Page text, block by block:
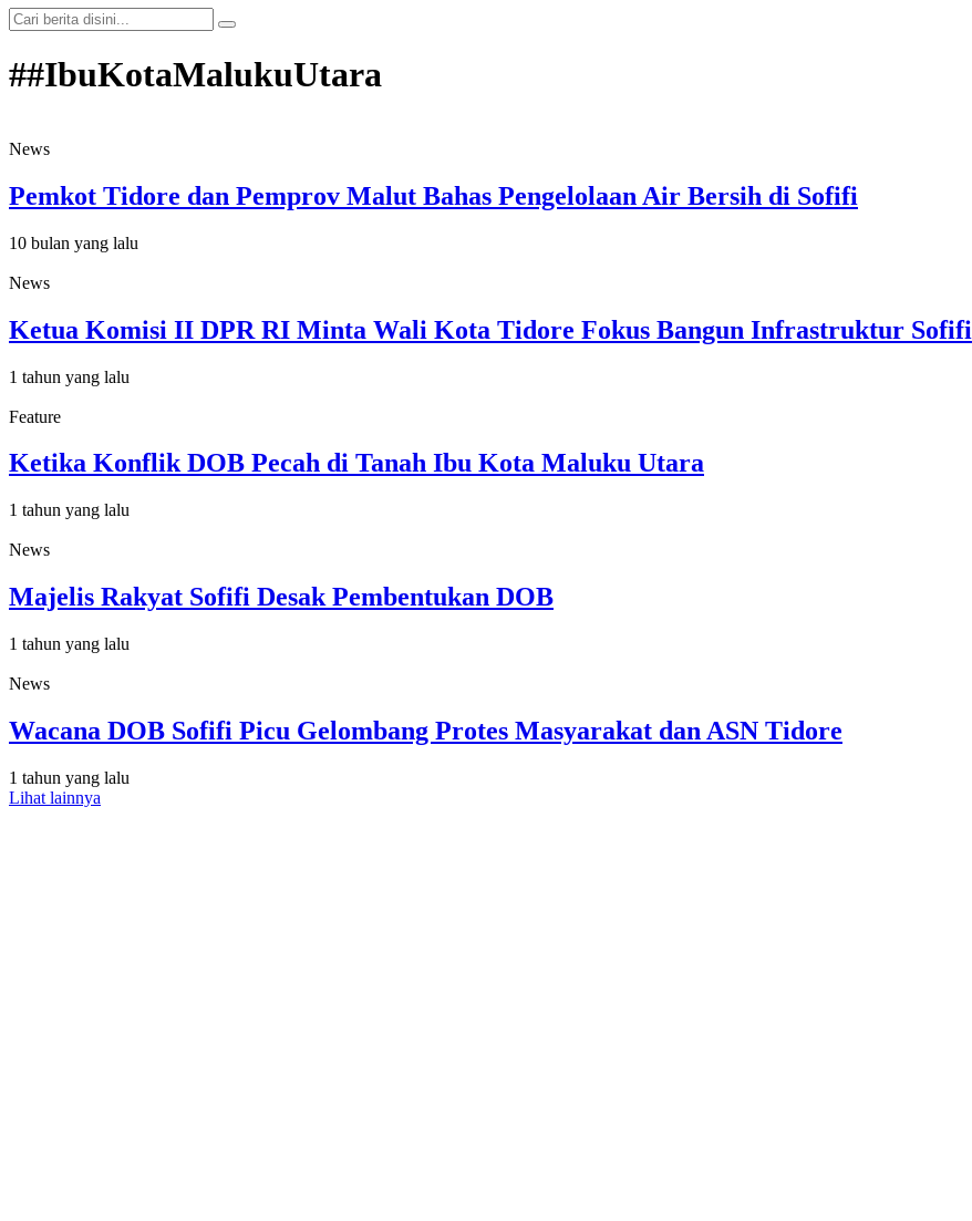
##IbuKotaMalukuUtara
News
Pemkot Tidore dan Pemprov Malut Bahas Pengelolaan Air Bersih di Sofifi
10 bulan yang lalu
News
Ketua Komisi II DPR RI Minta Wali Kota Tidore Fokus Bangun Infrastruktur Sofifi
1 tahun yang lalu
Feature
Ketika Konflik DOB Pecah di Tanah Ibu Kota Maluku Utara
1 tahun yang lalu
News
Majelis Rakyat Sofifi Desak Pembentukan DOB
1 tahun yang lalu
News
Wacana DOB Sofifi Picu Gelombang Protes Masyarakat dan ASN Tidore
1 tahun yang lalu
Lihat lainnya